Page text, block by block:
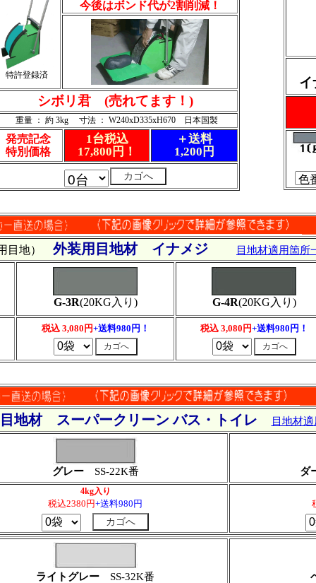
特許登録済
今後はボンド代が2割削減！
シボリ君 (売れてます！)
重量 ： 約 3kg 寸法 ： W240xD335xH670 日本国製
発売記念
特別価格
1台税込
17,800円！
＋送料
1,200円
目地） 外装用目地材 イナメジ 目地材適用箇所
G-3R(20KG入り) G-4R(20KG入り)
税込 3,080円+送料980円！ 税込 3,080円+送料980円！
地材 スーパークリーン バス・トイレ 目地材
グレーSS-22K番 ダ
4kg入り
税込2380円+送料980円
ライトグレー SS-32K番